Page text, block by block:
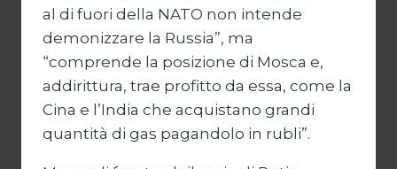
al di fuori della NATO non intende
demonizzare la Russia”, ma
“comprende la posizione di Mosca e,
addirittura, trae profitto da essa, come la
Cina e l’India che acquistano grandi
quantità di gas pagandolo in rubli”.